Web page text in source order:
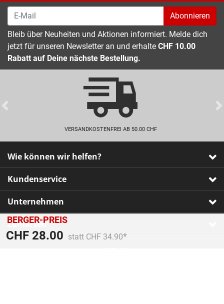
BERGER-PREIS
CHF 28.00 Preis reduziert von
statt CHF 34.90
An
Abonnieren
Bleib über Neuheiten und Aktionen informiert. Melde dich
jetzt für unseren Newsletter an und erhalte CHF 10.00
Rabatt auf Deine nächste Bestellung.
VERSANDKOSTENFREI AB 50.00 CHF
Previous
Wie können wir helfen?
Kundenservice
Unternehmen
Zahlarten